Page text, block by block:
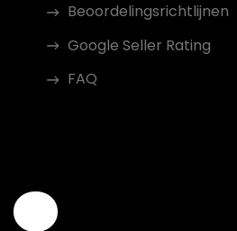
Beoordelingsrichtlijnen
Google Seller Rating
FAQ